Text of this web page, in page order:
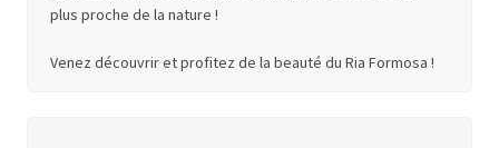
plus proche de la nature !
Venez découvrir et profitez de la beauté du Ria Formosa !